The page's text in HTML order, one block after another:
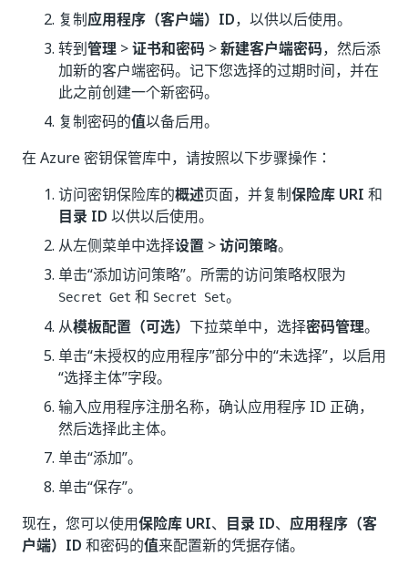
复制应用程序（客户端）ID，以供以后使用。
转到管理 >证书和密码 >新建客户端密码，然后添
加新的客户端密码。记下您选择的过期时间，并在
此之前创建一个新密码。
复制密码的值以备后用。
在 Azure 密钥保管库中，请按照以下步骤操作：
访问密钥保险库的概述页面，并复制保险库 URI 和
目录 ID 以供以后使用。
从左侧菜单中选择设置 >访问策略。
单击“添加访问策略”。所需的访问策略权限为
Secret Get 和 Secret Set。
从模板配置（可选） 下拉菜单中，选择密码管理。
单击“未授权的应用程序”部分中的“未选择”，以启用
“选择主体”字段。
输入应用程序注册名称，确认应用程序 ID 正确，
然后选择此主体。
单击“添加”。
单击“保存”。
现在，您可以使用保险库 URI、 目录 ID、 应用程序（客
户端）ID 和密码的值来配置新的凭据存储。